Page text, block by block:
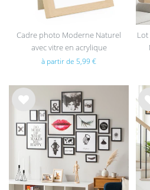
Cadre photo Moderne Naturel
avec vitre en acrylique
à partir de 5,99 €
e de
sou
e